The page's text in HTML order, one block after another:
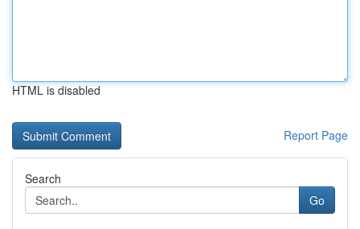
HTML is disabled
Report Page
Search
Go